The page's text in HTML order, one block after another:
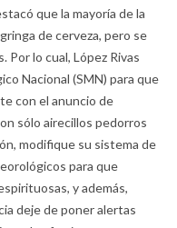
que la mayoría de la
de cerveza, pero se
Por lo cual, López Rivas
Nacional (SMN) para que
con el anuncio de
sólo airecillos pedorros
modifique su sistema de
para que
y además,
deje de poner alertas